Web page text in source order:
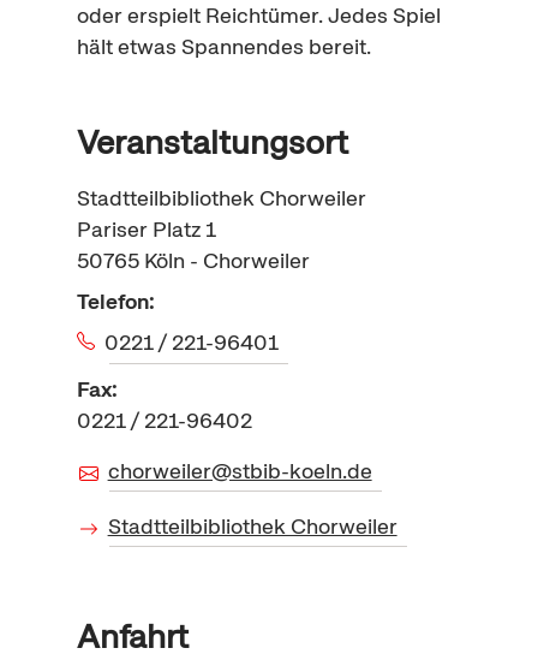
oder erspielt Reichtümer. Jedes Spiel
hält etwas Spannendes bereit.
Veranstaltungsort
Stadtteilbibliothek Chorweiler
Pariser Platz 1
50765 Köln - Chorweiler
Telefon:
0221 / 221-96401
Fax:
0221 / 221-96402
chorweiler@stbib-koeln.de
Stadtteilbibliothek Chorweiler
Anfahrt